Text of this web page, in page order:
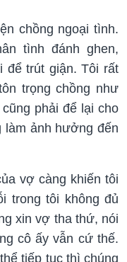
chồng ngoại tình.
tình đánh ghen,
để trút giận. Tôi rất
trọng chồng như
phải để lại cho
làm ảnh hưởng đến
vợ càng khiến tôi
trong tôi không đủ
xin vợ tha thứ, nói
cô ấy vẫn cứ thế.
tiếp tục thì chúng